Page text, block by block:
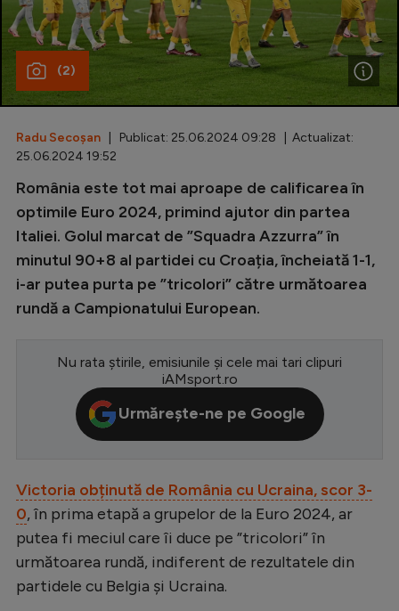
Special
Diverse
Inedit
Champions League
Europa League
Conference League
CM 2026
LaLiga
Serie A
Bundesliga
Campionate
Starurile fotbalului
EURO 2024
(2)
Radu Secoșan | Publicat: 25.06.2024 09:28 | Actualizat:
25.06.2024 19:52
România este tot mai aproape de calificarea în
optimile Euro 2024, primind ajutor din partea
Italiei. Golul marcat de ”Squadra Azzurra” în
minutul 90+8 al partidei cu Croația, încheiată 1-1,
i-ar putea purta pe ”tricolori” către următoarea
rundă a Campionatului European.
Nu rata știrile, emisiunile și cele mai tari clipuri
iAMsport.ro
Urmărește-ne pe Google
Victoria obținută de România cu Ucraina, scor 3-
0, în prima etapă a grupelor de la Euro 2024, ar
putea fi meciul care îi duce pe ”tricolori” în
următoarea rundă, indiferent de rezultatele din
partidele cu Belgia și Ucraina.